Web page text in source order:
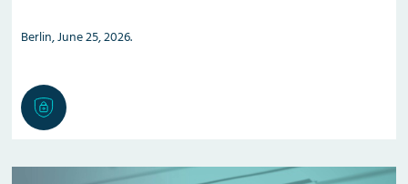
Berlin, June 25, 2026.